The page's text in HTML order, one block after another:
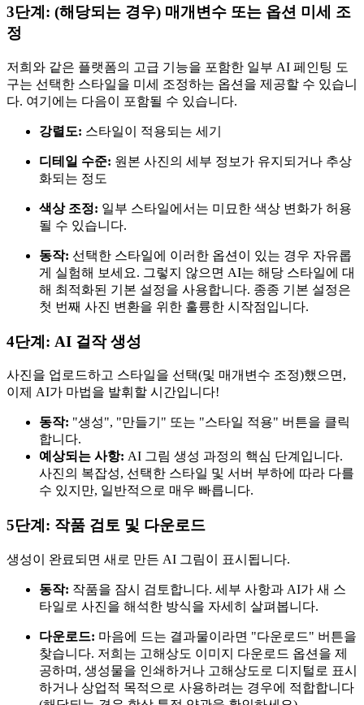
3단계: (해당되는 경우) 매개변수 또는 옵션 미세 조
정
저희와 같은 플랫폼의 고급 기능을 포함한 일부 AI 페인팅 도
구는 선택한 스타일을 미세 조정하는 옵션을 제공할 수 있습니
다. 여기에는 다음이 포함될 수 있습니다.
강렬도: 스타일이 적용되는 세기
디테일 수준: 원본 사진의 세부 정보가 유지되거나 추상
화되는 정도
색상 조정: 일부 스타일에서는 미묘한 색상 변화가 허용
될 수 있습니다.
동작: 선택한 스타일에 이러한 옵션이 있는 경우 자유롭
게 실험해 보세요. 그렇지 않으면 AI는 해당 스타일에 대
해 최적화된 기본 설정을 사용합니다. 종종 기본 설정은
첫 번째 사진 변환을 위한 훌륭한 시작점입니다.
4단계: AI 걸작 생성
사진을 업로드하고 스타일을 선택(및 매개변수 조정)했으면,
이제 AI가 마법을 발휘할 시간입니다!
동작: "생성", "만들기" 또는 "스타일 적용" 버튼을 클릭
합니다.
예상되는 사항: AI 그림 생성 과정의 핵심 단계입니다.
사진의 복잡성, 선택한 스타일 및 서버 부하에 따라 다를
수 있지만, 일반적으로 매우 빠릅니다.
5단계: 작품 검토 및 다운로드
생성이 완료되면 새로 만든 AI 그림이 표시됩니다.
동작: 작품을 잠시 검토합니다. 세부 사항과 AI가 새 스
타일로 사진을 해석한 방식을 자세히 살펴봅니다.
다운로드: 마음에 드는 결과물이라면 "다운로드" 버튼을
찾습니다. 저희는 고해상도 이미지 다운로드 옵션을 제
공하며, 생성물을 인쇄하거나 고해상도로 디지털로 표시
하거나 상업적 목적으로 사용하려는 경우에 적합합니다